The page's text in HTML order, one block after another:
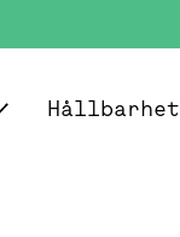
Hållbarhet